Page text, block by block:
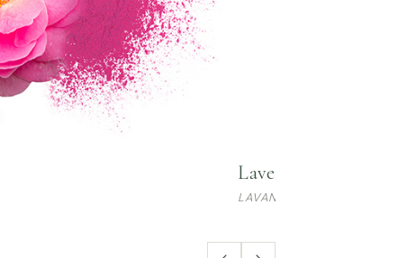
Lavender Floral
LAVANDULA